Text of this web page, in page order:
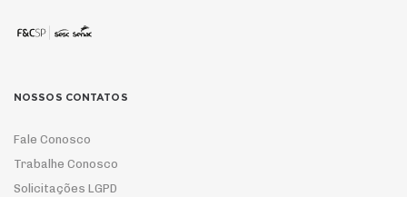
NOSSOS CONTATOS
Fale Conosco
Trabalhe Conosco
Solicitações LGPD